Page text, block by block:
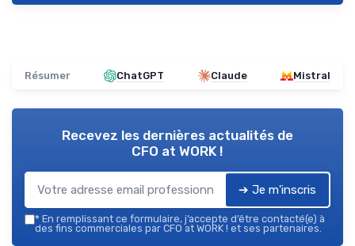
Résumer ChatGPT Claude Mistral
Recevez les dernières actualités de
CFO at WORK !
➔ Je m'inscris
* En remplissant ce formulaire, j’accepte d’être contacté(e) à
des fins commerciales par CFO at WORK ! et ses partenaires.